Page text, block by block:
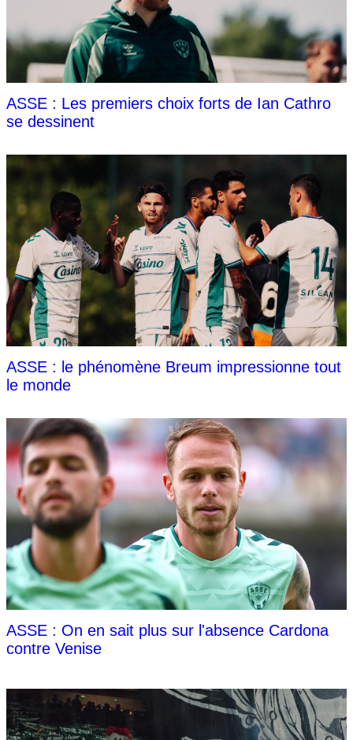
ASSE : Les premiers choix forts de Ian Cathro
se dessinent
ASSE : le phénomène Breum impressionne tout
le monde
ASSE : On en sait plus sur l'absence Cardona
contre Venise